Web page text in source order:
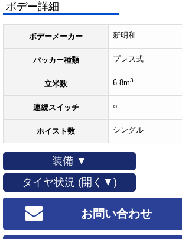
ボデー詳細
ボデーメーカー 新明和
パッカー種類 プレス式
立米数 6.8m3
連続スイッチ ○
ホイスト数 シングル
装備 ▼
タイヤ状況 (開く▼)
お問い合わせ